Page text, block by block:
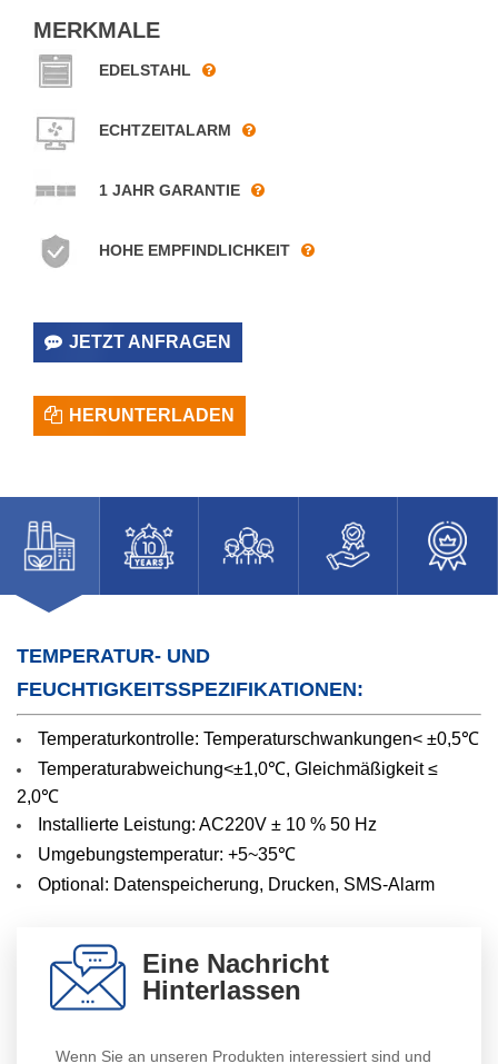
MERKMALE
EDELSTAHL
ECHTZEITALARM
1 JAHR GARANTIE
HOHE EMPFINDLICHKEIT
JETZT ANFRAGEN
HERUNTERLADEN
TEMPERATUR- UND
FEUCHTIGKEITSSPEZIFIKATIONEN:
Temperaturkontrolle: Temperaturschwankungen< ±0,5℃
Temperaturabweichung<±1,0℃, Gleichmäßigkeit ≤
2,0℃
Installierte Leistung: AC220V ± 10 % 50 Hz
Umgebungstemperatur: +5~35℃
Optional: Datenspeicherung, Drucken, SMS-Alarm
Eine Nachricht
Hinterlassen
Wenn Sie an unseren Produkten interessiert sind und